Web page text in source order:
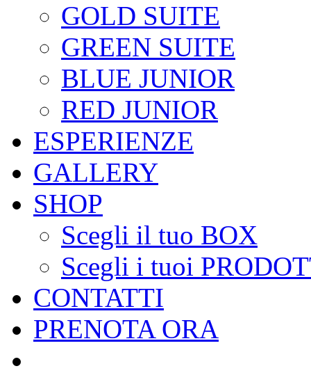
GOLD SUITE
GREEN SUITE
BLUE JUNIOR
RED JUNIOR
ESPERIENZE
GALLERY
SHOP
Scegli il tuo BOX
Scegli i tuoi
CONTATTI
PRENOTA ORA